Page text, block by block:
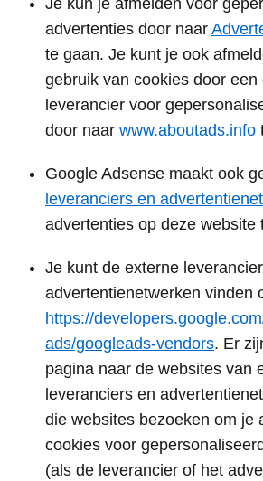
Je kun je afmelden voor
advertenties door naar
te gaan. Je kunt je ook
gebruik van cookies door een
leverancier voor
door naar www.aboutads.info
Google Adsense maakt ook
leveranciers en
advertenties op deze website
Je kunt de externe
advertentienetwerken vinden
https://
ads/googleads-vendors. Er
pagina naar de websites van
leveranciers en
die websites bezoeken om je
cookies voor
(als de leverancier of het